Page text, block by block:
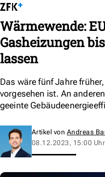
Wärmewende:
Gasheizungen
lassen
Das wäre fünf Jahre
vorgesehen ist. An
geeinte
Artikel von Andreas
08.12.2023, 15:00 Uhr